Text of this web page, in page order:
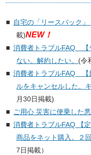
自宅の「リースバック」
載)NEW！
消費者トラブルFAQ 【
ない。解約したい。 (令
消費者トラブルFAQ 【
ルをキャンセルした。
月30日掲載)
ご用心 災害に便乗した
消費者トラブルFAQ 【
商品をネット購入。２
7日掲載）